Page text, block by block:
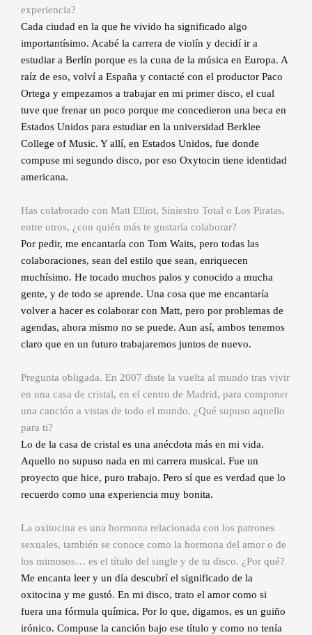
experiencia?
Cada ciudad en la que he vivido ha significado algo
importantísimo. Acabé la carrera de violín y decidí ir a
estudiar a Berlín porque es la cuna de la música en Europa. A
raíz de eso, volví a España y contacté con el productor Paco
Ortega y empezamos a trabajar en mi primer disco, el cual
tuve que frenar un poco porque me concedieron una beca en
Estados Unidos para estudiar en la universidad Berklee
College of Music. Y allí, en Estados Unidos, fue donde
compuse mi segundo disco, por eso Oxytocin tiene identidad
americana.
Has colaborado con Matt Elliot, Siniestro Total o Los Piratas,
entre otros, ¿con quién más te gustaría colaborar?
Por pedir, me encantaría con Tom Waits, pero todas las
colaboraciones, sean del estilo que sean, enriquecen
muchísimo. He tocado muchos palos y conocido a mucha
gente, y de todo se aprende. Una cosa que me encantaría
volver a hacer es colaborar con Matt, pero por problemas de
agendas, ahora mismo no se puede. Aun así, ambos tenemos
claro que en un futuro trabajaremos juntos de nuevo.
Pregunta obligada. En 2007 diste la vuelta al mundo tras vivir
en una casa de cristal, en el centro de Madrid, para componer
una canción a vistas de todo el mundo. ¿Qué supuso aquello
para ti?
Lo de la casa de cristal es una anécdota más en mi vida.
Aquello no supuso nada en mi carrera musical. Fue un
proyecto que hice, puro trabajo. Pero sí que es verdad que lo
recuerdo como una experiencia muy bonita.
La oxitocina es una hormona relacionada con los patrones
sexuales, también se conoce como la hormona del amor o de
los mimosos… es el título del single y de tu disco. ¿Por qué?
Me encanta leer y un día descubrí el significado de la
oxitocina y me gustó. En mi disco, trato el amor como si
fuera una fórmula química. Por lo que, digamos, es un guiño
irónico. Compuse la canción bajo ese título y como no tenía